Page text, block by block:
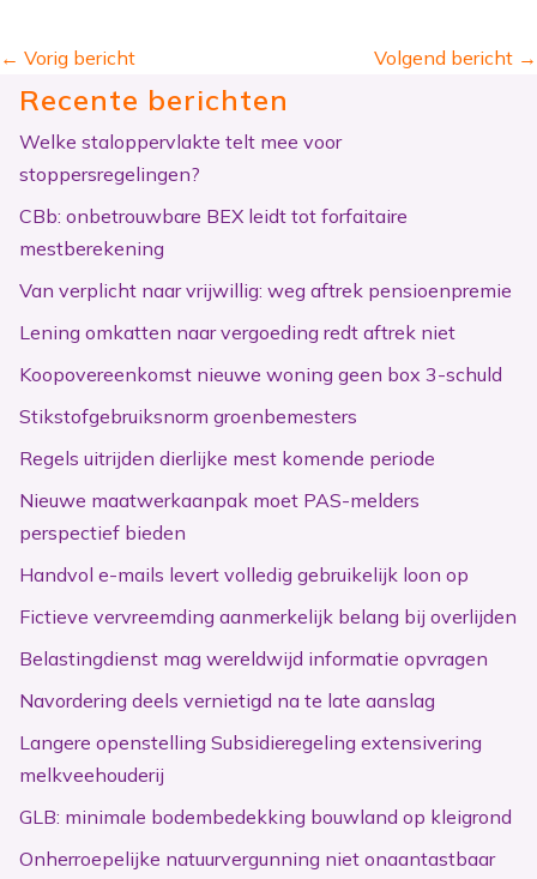
← Vorig bericht Volgend bericht →
Recente berichten
Welke staloppervlakte telt mee voor
stoppersregelingen?
CBb: onbetrouwbare BEX leidt tot forfaitaire
mestberekening
Van verplicht naar vrijwillig: weg aftrek pensioenpremie
Lening omkatten naar vergoeding redt aftrek niet
Koopovereenkomst nieuwe woning geen box 3-schuld
Stikstofgebruiksnorm groenbemesters
Regels uitrijden dierlijke mest komende periode
Nieuwe maatwerkaanpak moet PAS-melders
perspectief bieden
Handvol e-mails levert volledig gebruikelijk loon op
Fictieve vervreemding aanmerkelijk belang bij overlijden
Belastingdienst mag wereldwijd informatie opvragen
Navordering deels vernietigd na te late aanslag
Langere openstelling Subsidieregeling extensivering
melkveehouderij
GLB: minimale bodembedekking bouwland op kleigrond
Onherroepelijke natuurvergunning niet onaantastbaar